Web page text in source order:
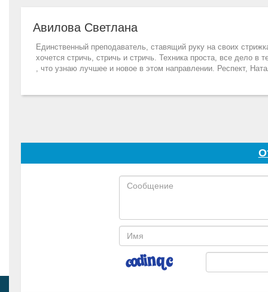
Авилова Светлана
Единственный преподаватель, ставящий руку на своих
хочется стричь, стричь и стричь. Техника проста, все дело в
, что узнаю лучшее и новое в этом направлении. Респект,